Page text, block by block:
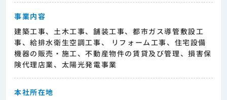
事業内容
建築工事、土木工事、舗装工事、都市ガス導管敷設工
事、給排水衛生空調工事、 リフォーム工事、住宅設備
機器の販売・施工、不動産物件の賃貸及び管理、損害保
険代理店業、太陽光発電事業
本社所在地